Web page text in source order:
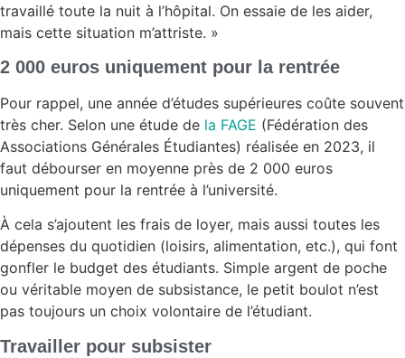
travaillé toute la nuit à l’hôpital. On essaie de les aider,
mais cette situation m’attriste. »
2 000 euros uniquement pour la rentrée
Pour rappel, une année d’études supérieures coûte souvent
très cher. Selon une étude de la FAGE (Fédération des
Associations Générales Étudiantes) réalisée en 2023, il
faut débourser en moyenne près de 2 000 euros
uniquement pour la rentrée à l’université.
À cela s’ajoutent les frais de loyer, mais aussi toutes les
dépenses du quotidien (loisirs, alimentation, etc.), qui font
gonfler le budget des étudiants. Simple argent de poche
ou véritable moyen de subsistance, le petit boulot n’est
pas toujours un choix volontaire de l’étudiant.
Travailler pour subsister